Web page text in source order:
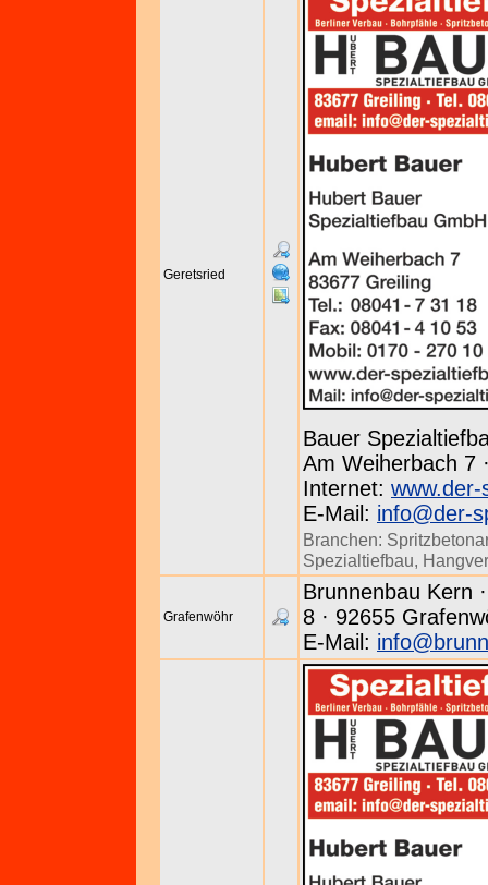
Geretsried
Bauer
Am Weiherbach 7
Internet: www.der-
E-Mail: info@der-
Branchen:
Spezialtiefbau,
Grafenwöhr
Brunnenbau Kern
8 · 92655
E-Mail: